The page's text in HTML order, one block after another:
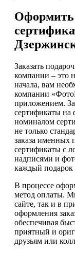
Оформить
Заказать
компании – это
начала, вам
компании
приложением.
сертификаты на
номиналом
не только
заказа именных
сертификаты с
надписями и
каждый
В процессе
метод оплаты.
сайте, так и в
оформления
обеспечивая
приятный и
друзьям или